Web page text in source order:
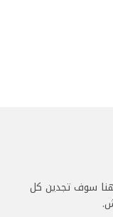
هنا سوف تجدين كل